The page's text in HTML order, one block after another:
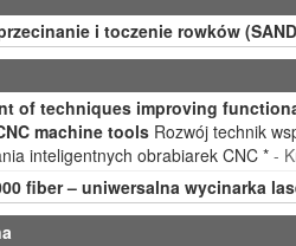
i toczenie rowków
of techniques improving
machine tools Rozwój technik
inteligentnych obrabiarek CNC * -
fiber – uniwersalna wycinarka